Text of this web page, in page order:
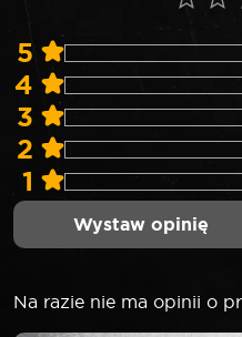
5
4
3
2
1
Wystaw opinię
Na razie nie ma opinii o